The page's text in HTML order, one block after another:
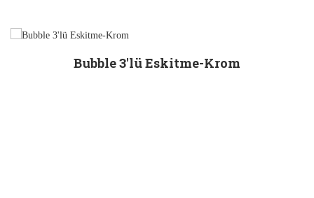
Bubble 3'lü Eskitme-Krom